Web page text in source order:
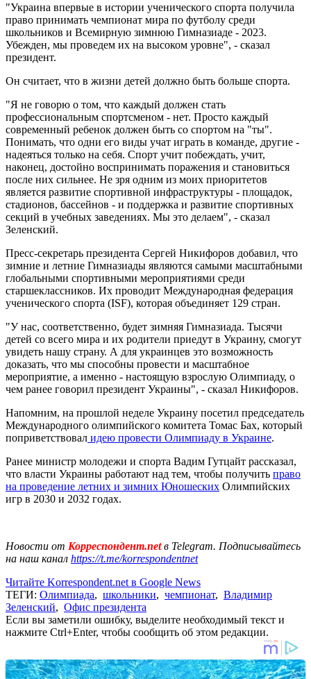
"Украина впервые в истории ученического спорта получила
право принимать чемпионат мира по футболу среди
школьников и Всемирную зимнюю Гимназиаде - 2023.
Убежден, мы проведем их на высоком уровне", - сказал
президент.
Он считает, что в жизни детей должно быть больше спорта.
"Я не говорю о том, что каждый должен стать
профессиональным спортсменом - нет. Просто каждый
современный ребенок должен быть со спортом на "ты".
Понимать, что одни его виды учат играть в команде, другие -
надеяться только на себя. Спорт учит побеждать, учит,
наконец, достойно воспринимать поражения и становиться
после них сильнее. Не зря одним из моих приоритетов
является развитие спортивной инфраструктуры - площадок,
стадионов, бассейнов - и поддержка и развитие спортивных
секций в учебных заведениях. Мы это делаем", - сказал
Зеленский.
Пресс-секретарь президента Сергей Никифоров добавил, что
зимние и летние Гимназиады являются самыми масштабными
глобальными спортивными мероприятиями среди
старшеклассников. Их проводит Международная федерация
ученического спорта (ISF), которая объединяет 129 стран.
"У нас, соответственно, будет зимняя Гимназиада. Тысячи
детей со всего мира и их родители приедут в Украину, смогут
увидеть нашу страну. А для украинцев это возможность
доказать, что мы способны провести и масштабное
мероприятие, а именно - настоящую взрослую Олимпиаду, о
чем ранее говорил президент Украины", - сказал Никифоров.
Напомним, на прошлой неделе Украину посетил председатель
Международного олимпийского комитета Томас Бах, который
поприветствовал идею провести Олимпиаду в Украине.
Ранее министр молодежи и спорта Вадим Гутцайт рассказал,
что власти Украины работают над тем, чтобы получить право
на проведение летних и зимних Юношеских Олимпийских
игр в 2030 и 2032 годах.
Новости от Корреспондент.netв Telegram. Подписывайтесь
на наш канал https://t.me/korrespondentnet
Читайте Korrespondent.net в Google News
ТЕГИ: Олимпиада, школьники, чемпионат, Владимир
Зеленский, Офис президента
Если вы заметили ошибку, выделите необходимый текст и
нажмите Ctrl+Enter, чтобы сообщить об этом редакции.